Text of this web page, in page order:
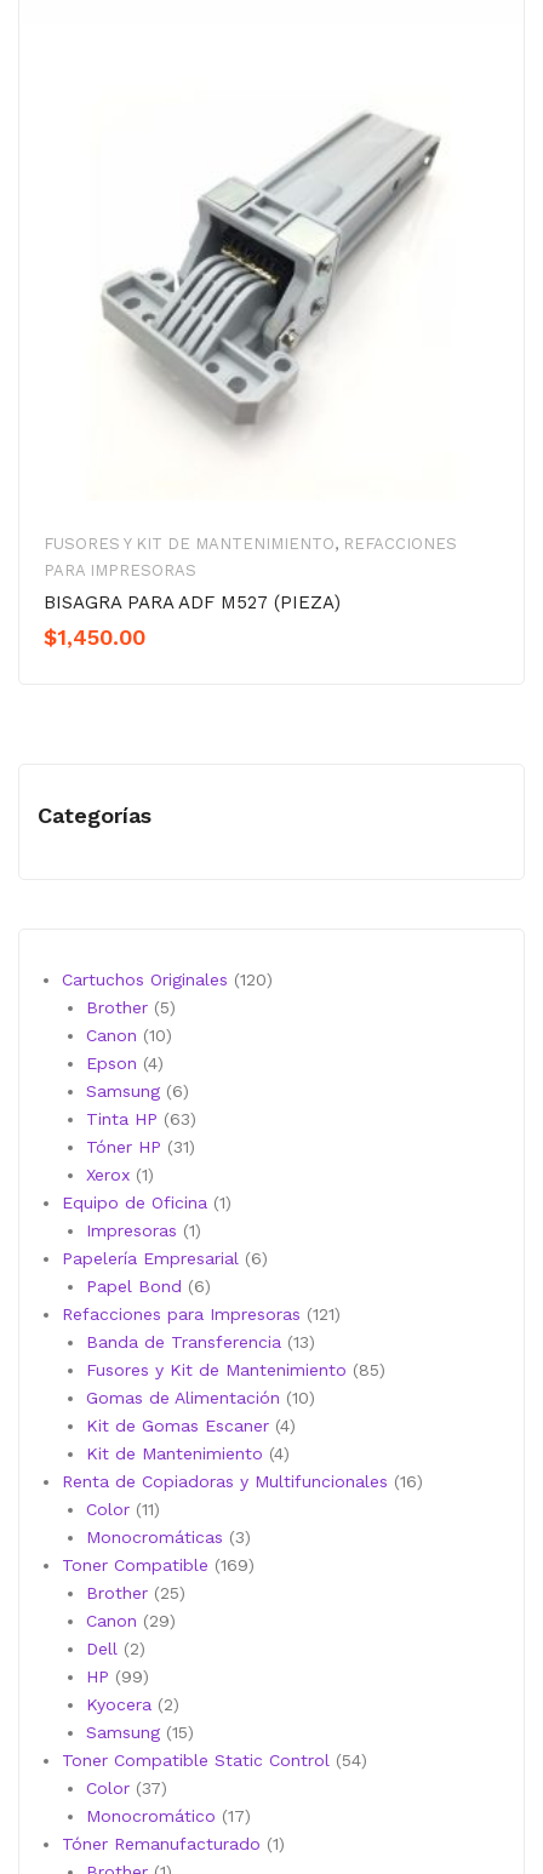
FUSORES Y KIT DE MANTENIMIENTO, REFACCIONES
PARA IMPRESORAS
BISAGRA PARA ADF M527 (PIEZA)
$1,450.00
Categorías
Cartuchos Originales 120120
Brother 55
productos
Canon 1010
Epson 44
productos
Samsung 66
productos
Tinta HP 6363
productos
Tóner HP 3131
Xerox 11
producto
Equipo de Oficina 11
Impresoras 11
producto
Papelería Empresarial 66
Papel Bond 66
productos
Refacciones para Impresoras 121121
Banda de Transferencia 1313
productos
Fusores y Kit de Mantenimiento 8585
Gomas de Alimentación 1010
Kit de Gomas Escaner 44
Kit de Mantenimiento 44
productos
Renta de Copiadoras y Multifuncionales 1616
Color 1111
productos
Monocromáticas 33
productos
Toner Compatible 169169
Brother 2525
Canon 2929
Dell 22
productos
HP 9999
productos
Kyocera 22
productos
Samsung 1515
productos
Toner Compatible Static Control 5454
Color 3737
productos
Monocromático 1717
productos
Tóner Remanufacturado 11